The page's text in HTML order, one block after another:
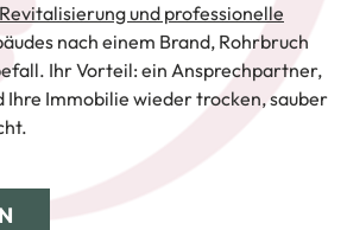
Revitalisierung und professionelle
nach einem Brand, Rohrbruch
Ihr Vorteil: ein Ansprechpartner,
Ihre Immobilie wieder trocken, sauber